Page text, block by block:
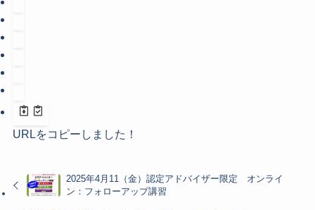
URLをコピーしました！
2025年4月11（金）認定アドバイザー限定 オンライ
ン：フォローアップ講習